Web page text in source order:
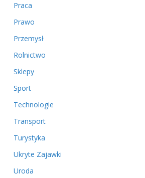
Praca
Prawo
Przemysł
Rolnictwo
Sklepy
Sport
Technologie
Transport
Turystyka
Ukryte Zajawki
Uroda